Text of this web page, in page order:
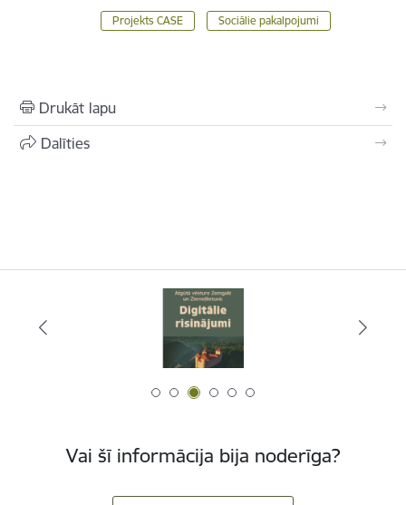
Projekts CASE Sociālie pakalpojumi
Drukāt lapu
Dalīties
Vai šī informācija bija noderīga?